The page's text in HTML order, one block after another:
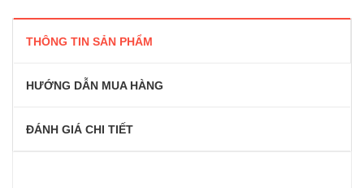
THÔNG TIN SẢN PHẨM
HƯỚNG DẪN MUA HÀNG
ĐÁNH GIÁ CHI TIẾT